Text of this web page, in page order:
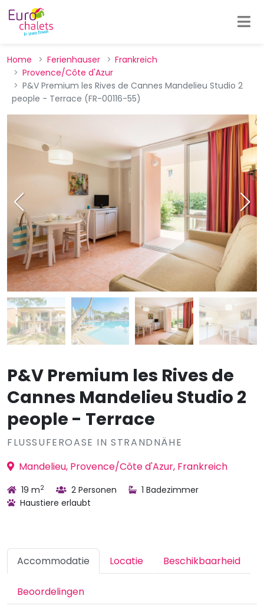
Home Ferienhauser
Frankreich
Provence/Côte d'Azur
P&V Premium les Rives de Cannes Mandelieu Studio 2
people - Terrace (FR-00116-55)
P&V Premium les Rives de
Cannes Mandelieu Studio 2
people - Terrace
FLUSSUFEROASE IN STRANDNÄHE
Mandelieu, Provence/Côte d'Azur, Frankreich
19 m2 2 Personen
1 Badezimmer
Haustiere erlaubt
Accommodatie Locatie Beschikbaarheid
Beoordelingen